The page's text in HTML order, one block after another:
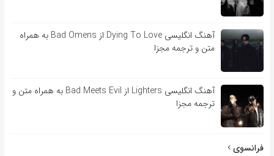
آهنگ انگلیسی Dying To Love از Bad Omens به همراه
متن و ترجمه مجزا
آهنگ انگلیسی Lighters از Bad Meets Evil به همراه متن و
ترجمه مجزا
فرانسوی